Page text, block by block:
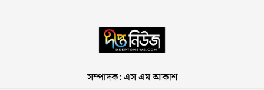
সম্পাদক: এস এম আকাশ